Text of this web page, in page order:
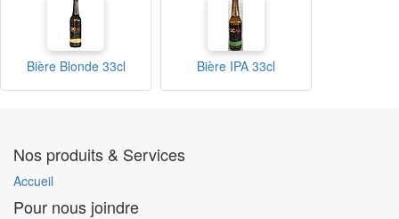
Bière Blonde 33cl Bière IPA 33cl
Nos produits & Services
Accueil
Pour nous joindre